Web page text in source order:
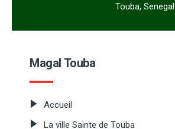
Touba, Senegal
Magal Touba
Accueil
La ville Sainte de Touba